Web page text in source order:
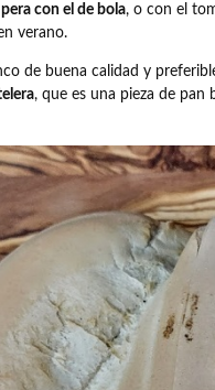
con el de bola, o con el
verano.
de buena calidad y
, que es una pieza de pan